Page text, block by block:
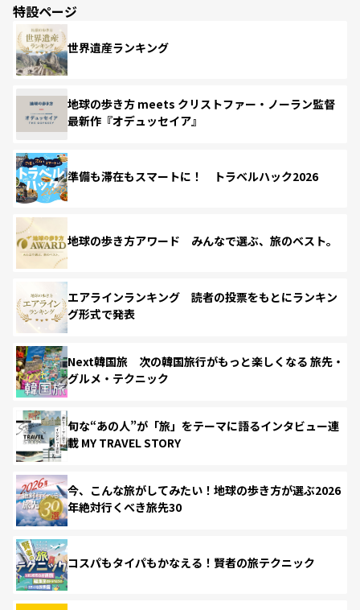
特設ページ
世界遺産ランキング
地球の歩き方 meets クリストファー・ノーラン監督
最新作『オデュッセイア』
準備も滞在もスマートに！ トラベルハック2026
地球の歩き方アワード みんなで選ぶ、旅のベスト。
エアラインランキング 読者の投票をもとにランキン
グ形式で発表
Next韓国旅 次の韓国旅行がもっと楽しくなる 旅先・
グルメ・テクニック
旬な“あの人”が「旅」をテーマに語るインタビュー連
載 MY TRAVEL STORY
今、こんな旅がしてみたい！地球の歩き方が選ぶ2026
年絶対行くべき旅先30
コスパもタイパもかなえる！賢者の旅テクニック